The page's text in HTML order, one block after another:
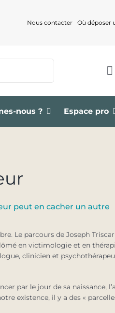
Nous contacter Où déposer
nous ? Espace pro
peut en cacher un autre
Le parcours de Joseph
en victimologie et en
clinicien et
par le jour de sa naissance,
existence, il y a des «